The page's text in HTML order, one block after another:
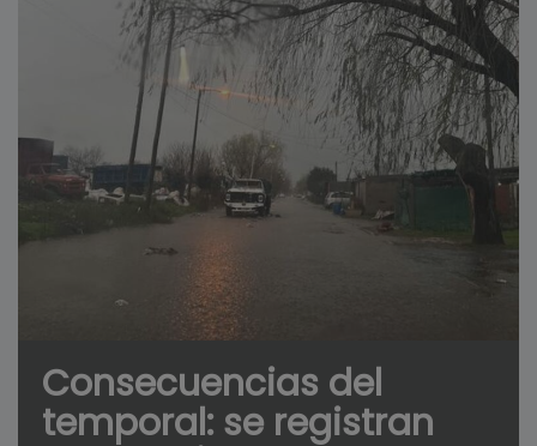
Consecuencias del
temporal: se registran